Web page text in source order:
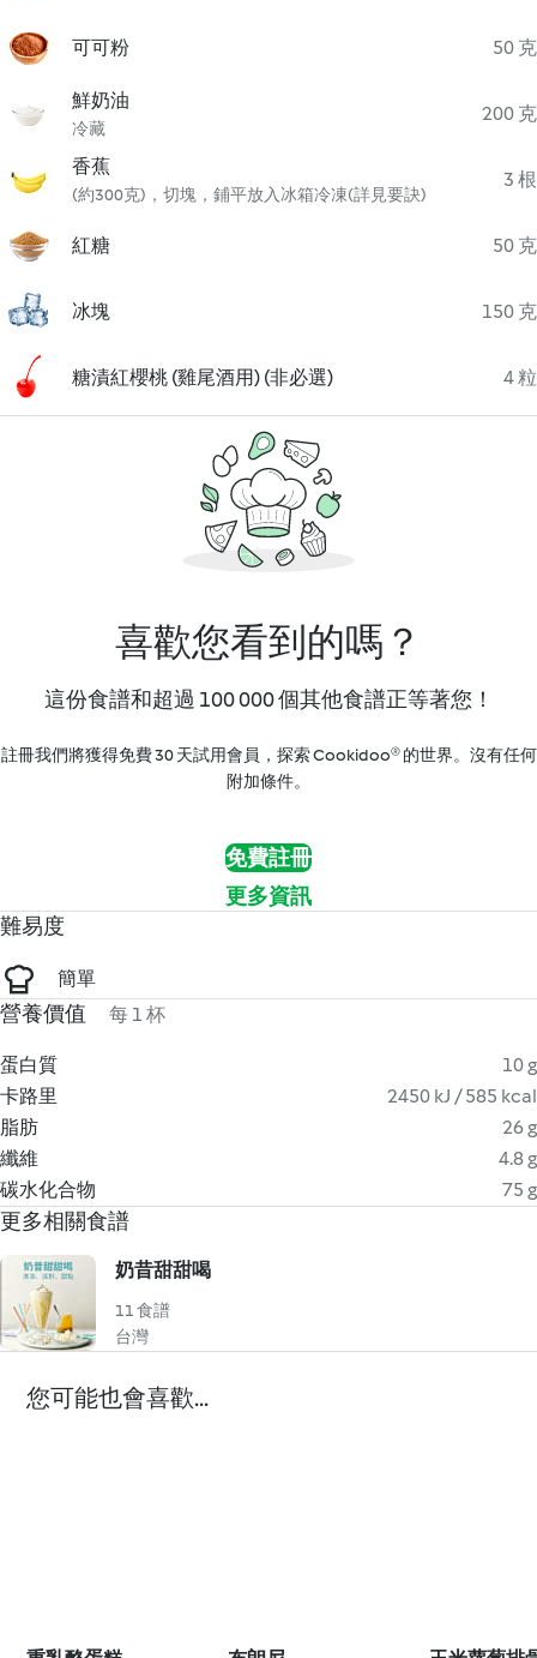
可可粉 50 克
鮮奶油
冷藏
200 克
香蕉
(約300克)，切塊，鋪平放入冰箱冷凍(詳見要訣)
3 根
紅糖 50 克
冰塊 150 克
糖漬紅櫻桃 (雞尾酒用) (非必選) 4 粒
喜歡您看到的嗎？
這份食譜和超過 100 000 個其他食譜正等著您！
註冊我們將獲得免費 30 天試用會員，探索 Cookidoo® 的世界。沒有任何
附加條件。
免費註冊
更多資訊
難易度
簡單
營養價值 每 1 杯
蛋白質
10 g
卡路里
2450 kJ / 585 kcal
脂肪
26 g
纖維
4.8 g
碳水化合物
75 g
更多相關食譜
奶昔甜甜喝
11 食譜
台灣
您可能也會喜歡...